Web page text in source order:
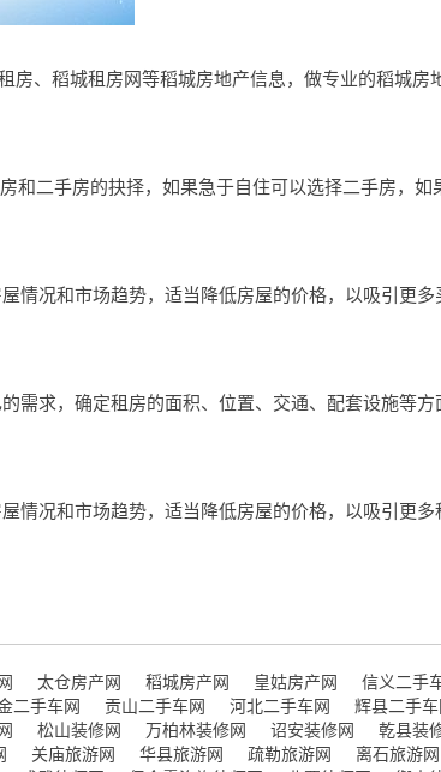
房、稻城租房网等稻城房地产信息，做专业的稻城房
和二手房的抉择，如果急于自住可以选择二手房，如
情况和市场趋势，适当降低房屋的价格，以吸引更多
需求，确定租房的面积、位置、交通、配套设施等方
情况和市场趋势，适当降低房屋的价格，以吸引更多
太仓房产网 稻城房产网 皇姑房产网
信义二手
二手车网 贡山二手车网 河北二手车网
辉县二手车
松山装修网 万柏林装修网 诏安装修网
乾县装
关庙旅游网 华县旅游网 疏勒旅游网
离石旅游网